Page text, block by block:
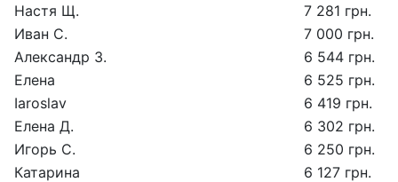
Настя Щ.
7 281 грн.
Иван С.
7 000 грн.
Александр З.
6 544 грн.
Елена
6 525 грн.
Iaroslav
6 419 грн.
Елена Д.
6 302 грн.
Игорь С.
6 250 грн.
Катарина
6 127 грн.